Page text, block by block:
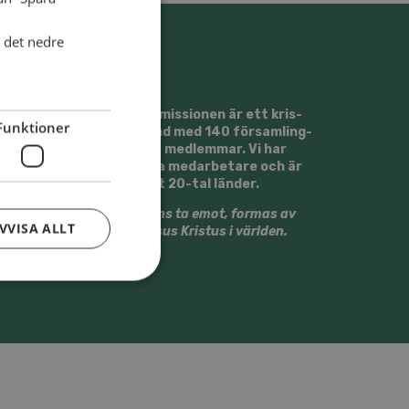
Svens­ka Al­li­ans­mis­sio­nen är ett kris­
tet tros­sam­fund med 140 för­sam­ling­
ar och ca 13500 med­lem­mar. Vi har
runt 30 ut­sän­da med­ar­be­ta­re och är
verk­sam­ma i ett 20-tal län­der.
Vi vill till­sam­mans ta emot, for­mas av
och ge­stal­ta Jesus Kristus i värl­den.
nedre
ALLT